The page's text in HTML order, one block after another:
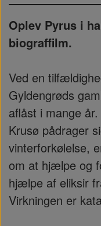
Oplev Pyrus i
biograffilm.
Ved en
Gyldengrøds
aflåst i mange
Krusø pådrager
vinterforkølelse,
om at hjælpe og
hjælpe af eliksir
Virkningen er